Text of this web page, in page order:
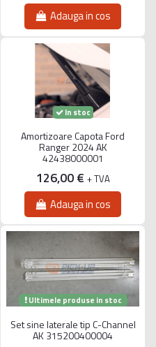
Adauga in cos
In stoc
Amortizoare Capota Ford
Ranger 2024 AK
42438000001
126,00 € + TVA
Adauga in cos
Ultimele produse in stoc
Set sine laterale tip C-Channel
AK 315200400004